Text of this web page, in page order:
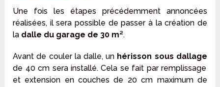
Une fois les étapes précédemment annoncées
réalisées, il sera possible de passer à la création de
la dalle du garage de 30 m².
Avant de couler la dalle, un hérisson sous dallage
de 40 cm sera installé. Cela se fait par remplissage
et extension en couches de 20 cm maximum de